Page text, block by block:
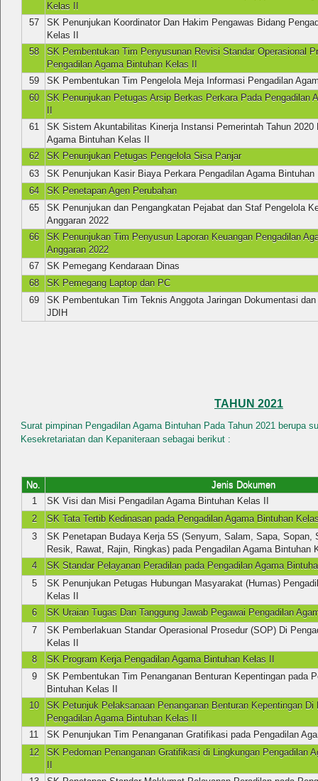
Kelas II
57
SK Penunjukan Koordinator Dan Hakim Pengawas Bidang
Kelas II
58
SK Pembentukan Tim Penyusunan Revisi Standar Operasional
Pengadilan Agama Bintuhan Kelas II
59
SK Pembentukan Tim Pengelola Meja Informasi Pengadilan
60
SK Penunjukan Petugas Arsip Berkas Perkara Pada Pengadilan
II
61
SK Sistem Akuntabilitas Kinerja Instansi Pemerintah Tahun 2020
Agama Bintuhan Kelas II
62
SK Penunjukan Petugas Pengelola Sisa Panjar
63
SK Penunjukan Kasir Biaya Perkara Pengadilan Agama Bintuhan
64
SK Penetapan Agen Perubahan
65
SK Penunjukan dan Pengangkatan Pejabat dan Staf Pengelola
Anggaran 2022
66
SK Penunjukan Tim Penyusun Laporan Keuangan Pengadilan
Anggaran 2022
67
SK Pemegang Kendaraan Dinas
68
SK Pemegang Laptop dan PC
69
SK Pembentukan Tim Teknis Anggota Jaringan Dokumentasi
JDIH
TAHUN 2021
Surat pimpinan Pengadilan Agama Bintuhan Pada Tahun 2021 berupa
Kesekretariatan dan Kepaniteraan sebagai berikut :
No.
Jenis Dokumen
1
SK Visi dan Misi Pengadilan Agama Bintuhan Kelas II
2
SK Tata Tertib Kedinasan pada Pengadilan Agama Bintuhan
3
SK Penetapan Budaya Kerja 5S (Senyum, Salam, Sapa, Sopan,
Resik, Rawat, Rajin, Ringkas) pada Pengadilan Agama Bintuhan
4
SK Standar Pelayanan Peradilan pada Pengadilan Agama
5
SK Penunjukan Petugas Hubungan Masyarakat (Humas)
Kelas II
6
SK Uraian Tugas Dan Tanggung Jawab Pegawai Pengadilan
7
SK Pemberlakuan Standar Operasional Prosedur (SOP) Di
Kelas II
8
SK Program Kerja Pengadilan Agama Bintuhan Kelas II
9
SK Pembentukan Tim Penanganan Benturan Kepentingan pada
Bintuhan Kelas II
10
SK Petunjuk Pelaksanaan Penanganan Benturan Kepentingan Di
Pengadilan Agama Bintuhan Kelas II
11
SK Penunjukan Tim Penanganan Gratifikasi pada Pengadilan
12
SK Pedoman Penanganan Gratifikasi di Lingkungan Pengadilan
II